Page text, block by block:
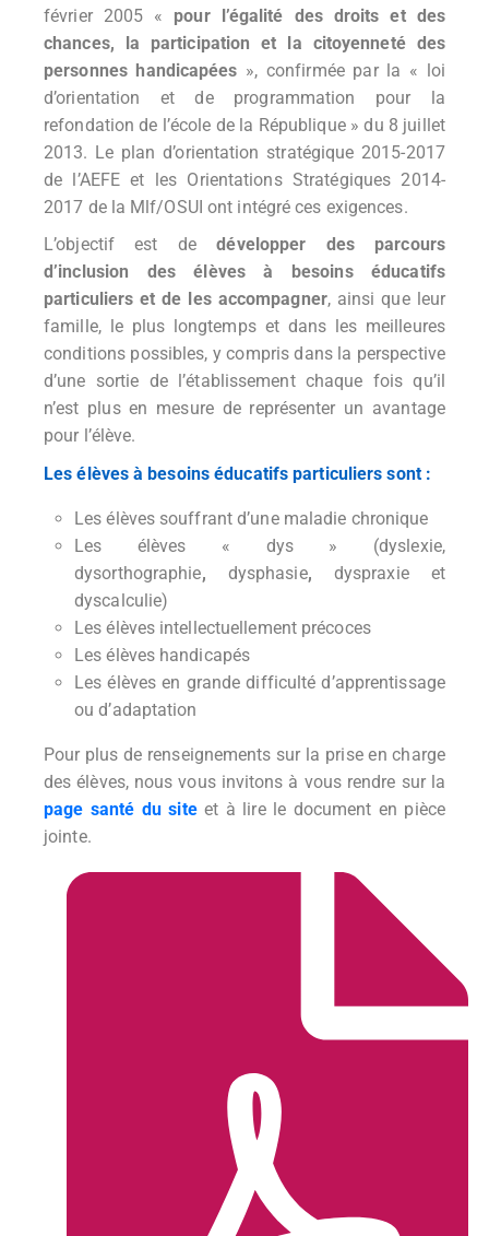
février 2005 « pour l’égalité des droits et des
chances, la participation et la citoyenneté des
personnes handicapées », confirmée par la « loi
d’orientation et de programmation pour la
refondation de l’école de la République » du 8 juillet
2013. Le plan d’orientation stratégique 2015-2017
de l’AEFE et les Orientations Stratégiques 2014-
2017 de la Mlf/OSUI ont intégré ces exigences.
L’objectif est dedévelopper des parcours
d’inclusion des élèves à besoins éducatifs
particuliers et de les accompagner, ainsi que leur
famille, le plus longtemps et dans les meilleures
conditions possibles, y compris dans la perspective
d’une sortie de l’établissement chaque fois qu’il
n’est plus en mesure de représenter un avantage
pour l’élève.
Les élèves à besoins éducatifs particuliers sont :
Les élèves souffrant d’une maladie chronique
Les élèves « dys » (dyslexie,
dysorthographie, dysphasie, dyspraxie et
dyscalculie)
Les élèves intellectuellement précoces
Les élèves handicapés
Les élèves en grande difficulté d’apprentissage
ou d’adaptation
Pour plus de renseignements sur la prise en charge
des élèves, nous vous invitons à vous rendre sur la
page santé du siteet à lire le document en pièce
jointe.